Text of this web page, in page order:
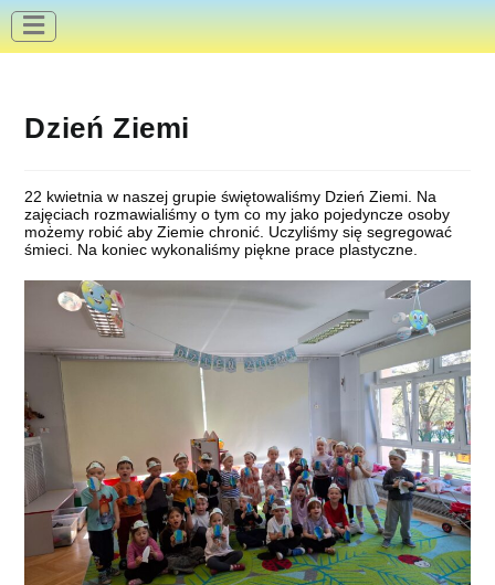
treści
Dzień Ziemi
22 kwietnia w naszej grupie świętowaliśmy Dzień Ziemi. Na
zajęciach rozmawialiśmy o tym co my jako pojedyncze osoby
możemy robić aby Ziemie chronić. Uczyliśmy się segregować
śmieci. Na koniec wykonaliśmy piękne prace plastyczne.